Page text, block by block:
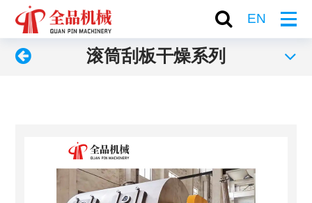
EN
滚筒刮板干燥系列